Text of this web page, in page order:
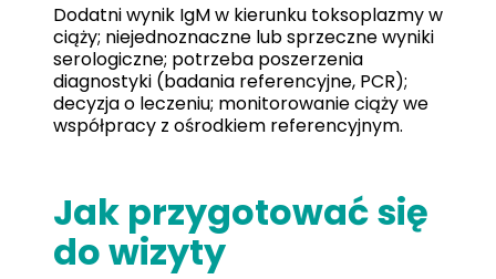
Dodatni wynik IgM w kierunku toksoplazmy w
ciąży; niejednoznaczne lub sprzeczne wyniki
serologiczne; potrzeba poszerzenia
diagnostyki (badania referencyjne, PCR);
decyzja o leczeniu; monitorowanie ciąży we
współpracy z ośrodkiem referencyjnym.
Jak przygotować się
do wizyty